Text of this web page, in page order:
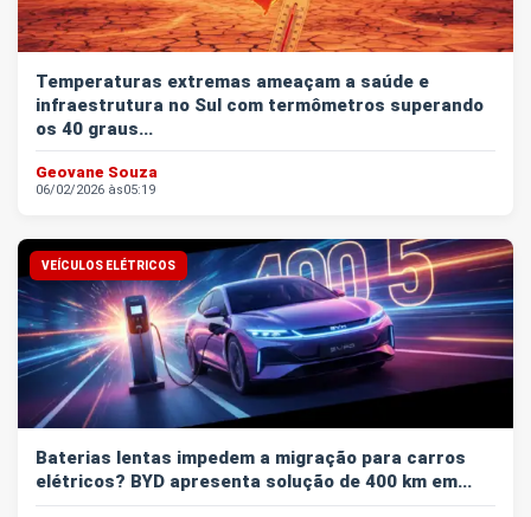
Temperaturas extremas ameaçam a saúde e
infraestrutura no Sul com termômetros superando
os 40 graus...
Geovane Souza
06/02/2026 às05:19
VEÍCULOS ELÉTRICOS
Baterias lentas impedem a migração para carros
elétricos? BYD apresenta solução de 400 km em...